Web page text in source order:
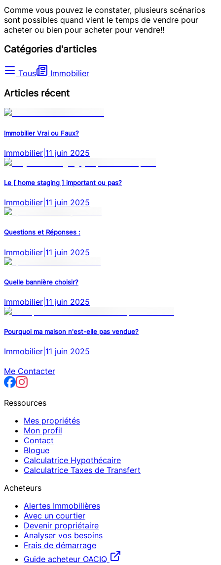
Comme vous pouvez le constater, plusieurs scénarios
sont possibles quand vient le temps de vendre pour
acheter ou bien pour acheter pour vendre!!
Catégories d'articles
Tous Immobilier
Articles récent
Immobilier Vrai ou Faux?
Immobilier 11 juin 2025
Le [ home staging ] important ou pas?
Immobilier 11 juin 2025
Questions et Réponses :
Immobilier 11 juin 2025
Quelle bannière choisir?
Immobilier 11 juin 2025
Pourquoi ma maison n'est-elle pas vendue?
Immobilier 11 juin 2025
Me Contacter
Ressources
Mes propriétés
Mon profil
Contact
Blogue
Calculatrice Hypothécaire
Calculatrice Taxes de Transfert
Acheteurs
Alertes Immobilières
Avec un courtier
Devenir propriétaire
Analyser vos besoins
Frais de démarrage
Guide acheteur OACIQ